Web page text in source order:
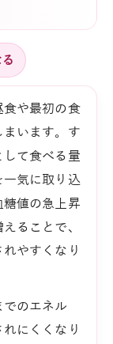
や最初の食
います。す
て食べる量
気に取り込
値の急上昇
ることで、
やすくなり
のエネル
にくくなり